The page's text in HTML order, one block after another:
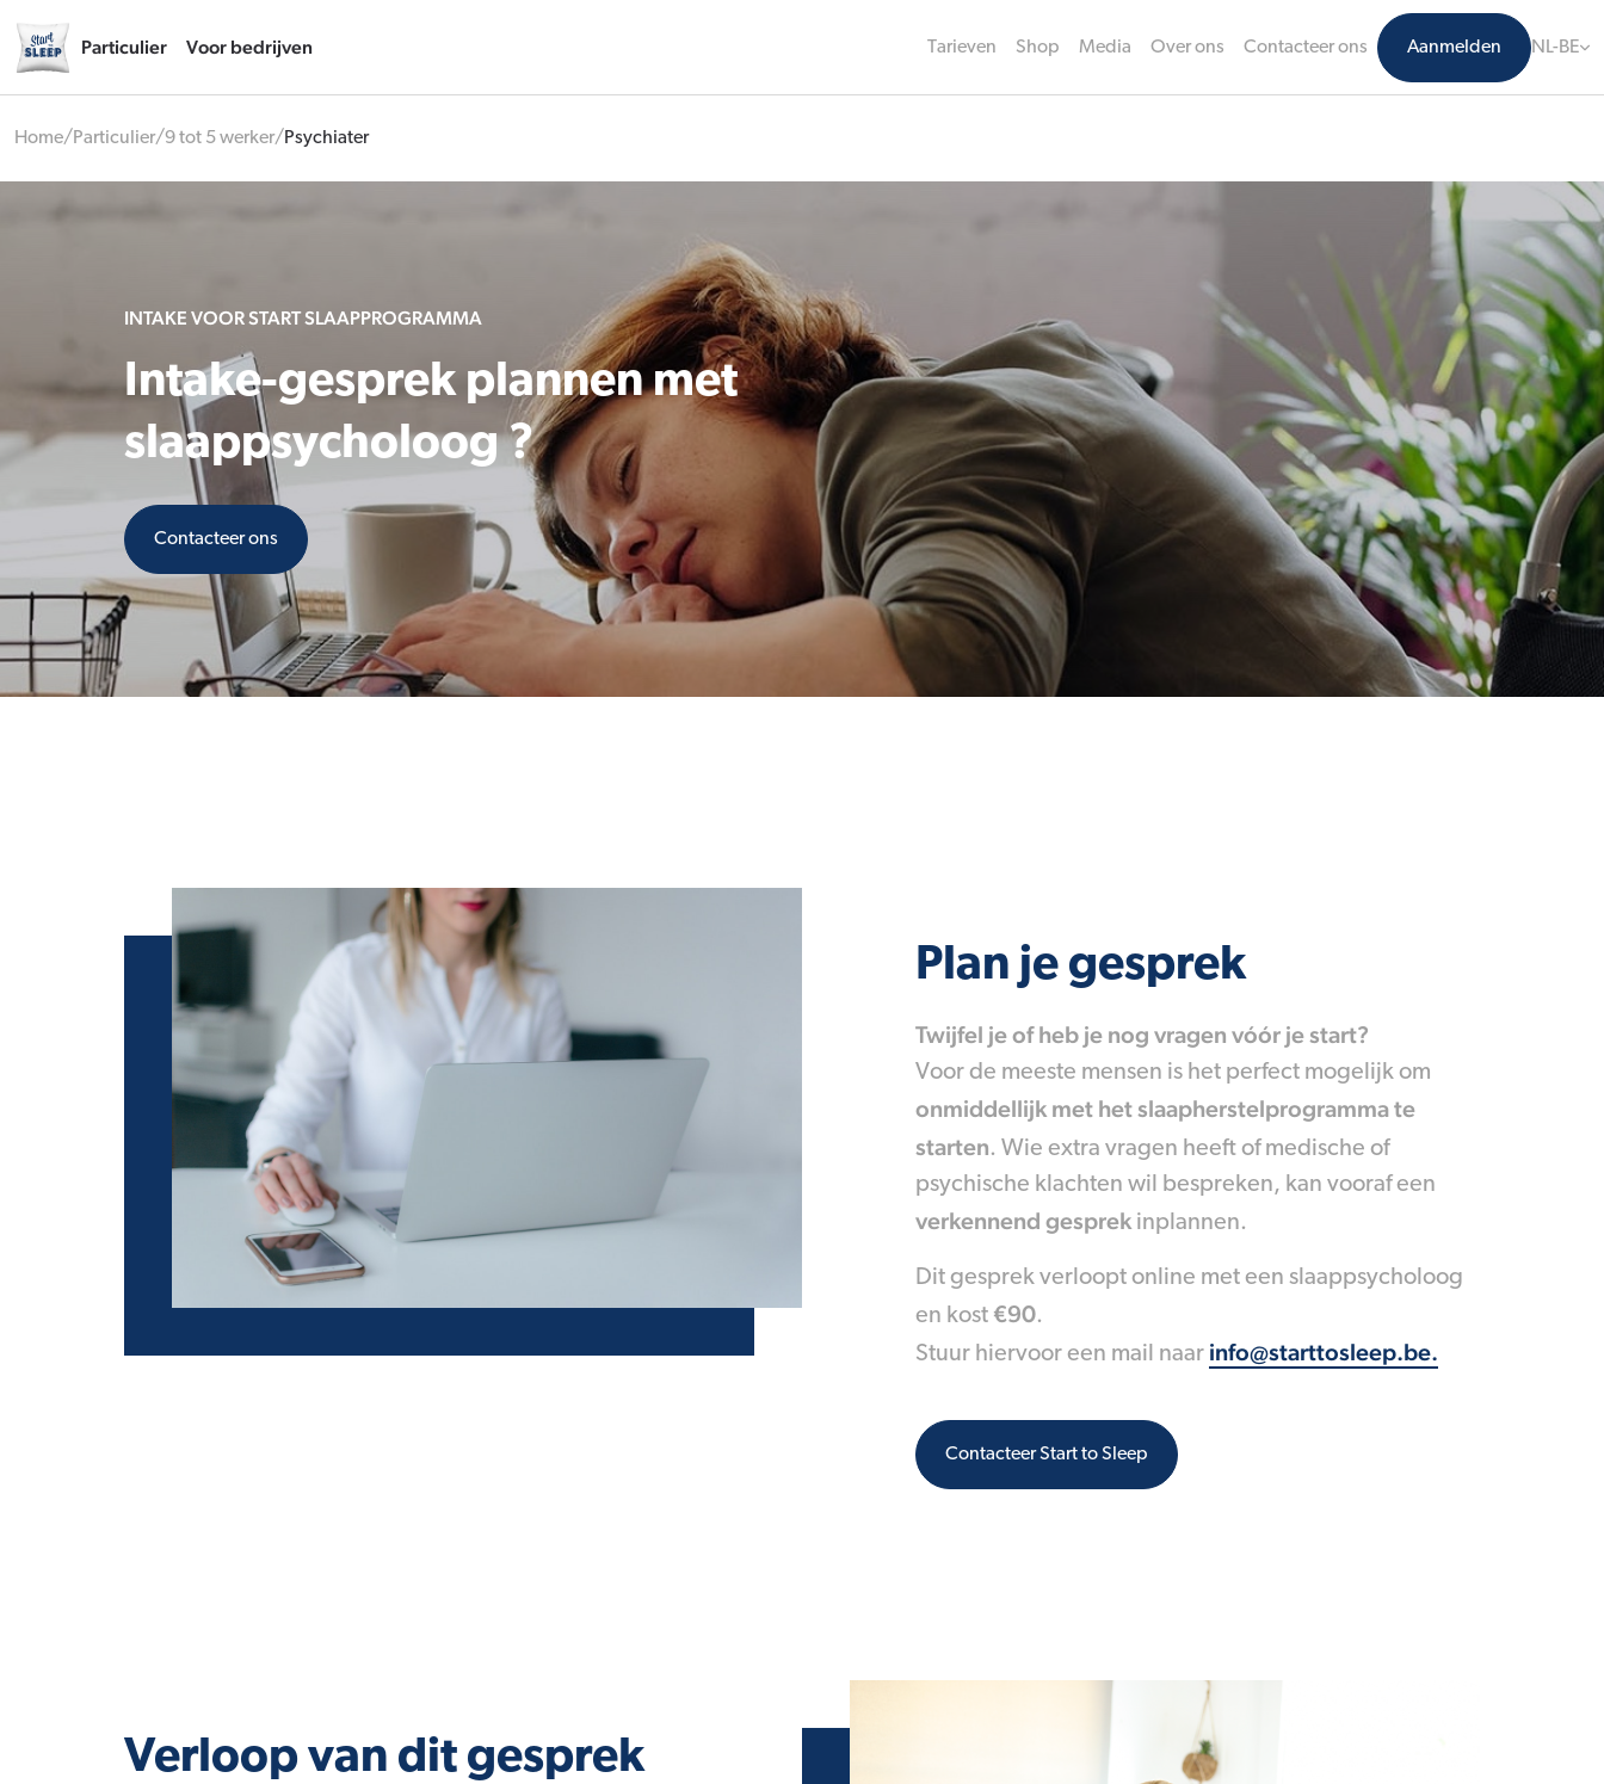
Particulier Voor bedrijven Tarieven Shop Media Over ons Contacteer ons Aanmelden NL-BE
Home/ Particulier/9 tot 5 werker/Psychiater
INTAKE VOOR START SLAAPPROGRAMMA
Intake-gesprek plannen met
slaappsycholoog ?
Contacteer ons
Plan je gesprek
Twijfel je of heb je nog vragen vóór je start?
Voor de meeste mensen is het perfect mogelijk om
onmiddellijk met het slaapherstelprogramma te
starten. Wie extra vragen heeft of medische of
psychische klachten wil bespreken, kan vooraf een
verkennend gesprekinplannen.
Dit gesprek verloopt online met een slaappsycholoog
en kost €90.
Stuur hiervoor een mail naar info@starttosleep.be.
Contacteer Start to Sleep
Verloop van dit gesprek